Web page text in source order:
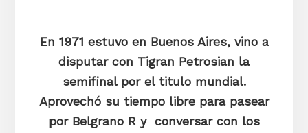
En 1971 estuvo en Buenos Aires, vino a
disputar con Tigran Petrosian la
semifinal por el titulo mundial.
Aprovechó su tiempo libre para pasear
por Belgrano R y conversar con los